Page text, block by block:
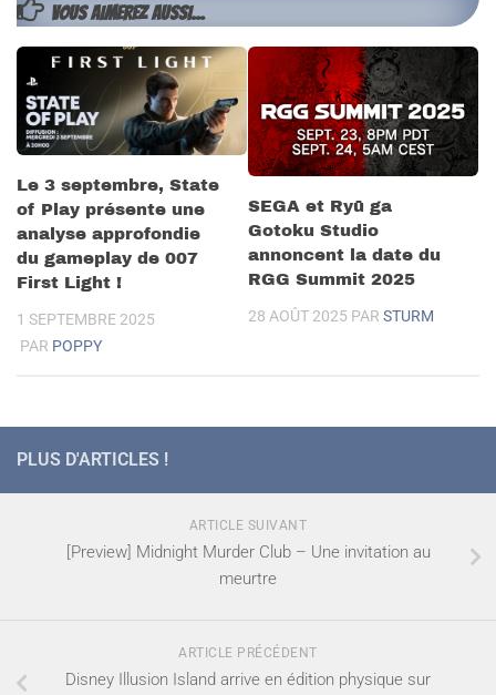
VOUS AIMEREZ AUSSI...
Le 3 septembre, State
of Play présente une
analyse approfondie
du gameplay de 007
First Light !
1 SEPTEMBRE 2025
PAR POPPY
SEGA et Ryū ga
Gotoku Studio
annoncent la date du
RGG Summit 2025
28 AOÛT 2025 PAR STURM
PLUS D'ARTICLES !
ARTICLE SUIVANT
[Preview] Midnight Murder Club – Une invitation au
meurtre
ARTICLE PRÉCÉDENT
Disney Illusion Island arrive en édition physique sur